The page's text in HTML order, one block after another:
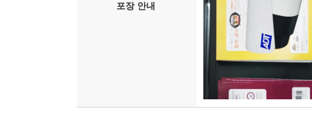
포장 안내